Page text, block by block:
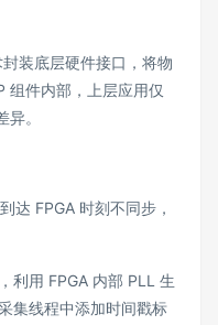
装底层硬件接口，将物
组件内部，上层应用仅
。
达 FPGA 时刻不同步，
利用 FPGA 内部 PLL 生
集线程中添加时间戳标